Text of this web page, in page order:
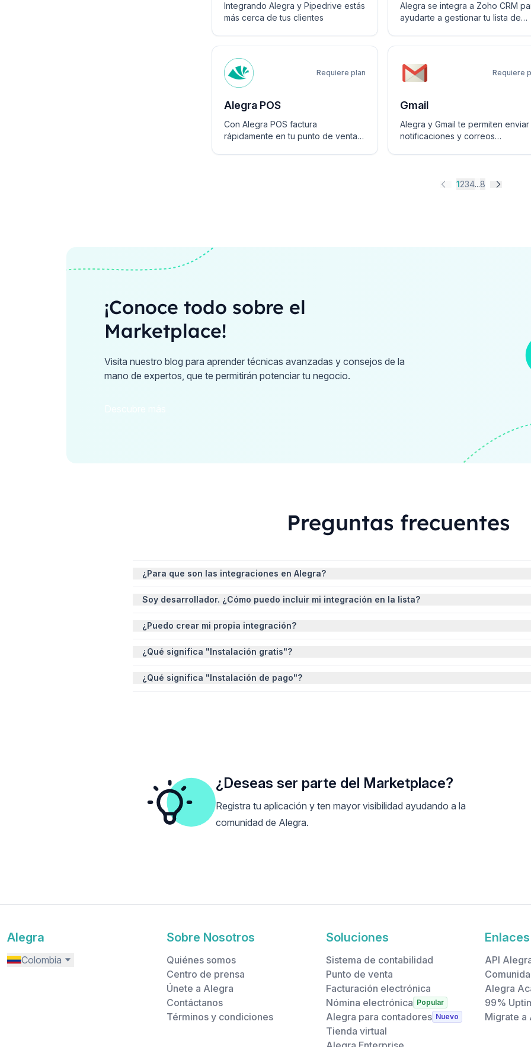
Integrando Alegra y Pipedrive estás
más cerca de tus clientes
Alegra se integra a Zoho CRM
ayudarte a gestionar tu lista de
Requiere plan
Alegra POS
Con Alegra POS factura
rápidamente en tu punto de venta y
Requiere
Gmail
Alegra y Gmail te permiten enviar
notificaciones y correos
1234...8
¡Conoce todo sobre el
Marketplace!
Visita nuestro blog para aprender técnicas avanzadas y consejos de la
mano de expertos, que te permitirán potenciar tu negocio.
Preguntas frecuentes
¿Para que son las integraciones en Alegra?
Las integraciones te permiten conectar Alegra con otras herramientas para automatizar procesos y
negocio. Puedes sincronizar datos, recibir pagos, gestionar inventarios y más, todo desde un solo
Soy desarrollador. ¿Cómo puedo incluir mi integración en la lista?
Si tienes una integración que puede ayudar a otros usuarios de Alegra, puedes llenar el siguiente
contacto con nuestro equipo para que atienda tu solicitud y compartir las credenciales para que
¿Puedo crear mi propia integración?
Sí, Alegra ofrece una API abierta que te permite desarrollar integraciones personalizadas según
Visita nuestra
para obtener más detalles y comenzar.
¿Qué significa "Instalación gratis"?
Significa que puedes instalar la integración sin costo en tu cuenta de Alegra. Sin embargo, algunas
integración pueden requerir un pago adicional, esto dependerá de cada integración.
¿Qué significa "Instalación de pago"?
¿Deseas ser parte del Marketplace?
Registra tu aplicación y ten mayor visibilidad ayudando a la
comunidad de Alegra.
Alegra
Colombia
Sobre Nosotros
Quiénes somos
Centro de prensa
Únete a Alegra
Contáctanos
Términos y condiciones
Soluciones
Sistema de contabilidad
Punto de venta
Facturación electrónica
Nómina electrónica Popular
Alegra para contadores Nuevo
Tienda virtual
API
Alegra
99%
Migrate a